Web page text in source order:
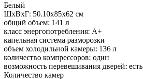
Белый
ШхВхГ: 50.10х85х62 см
общий объем: 141 л
класс энергопотребления: A+
капельная система разморозки
объем холодильной камеры: 136 л
количество компрессоров: один
возможность перевешивания дверей: есть
Количество камер